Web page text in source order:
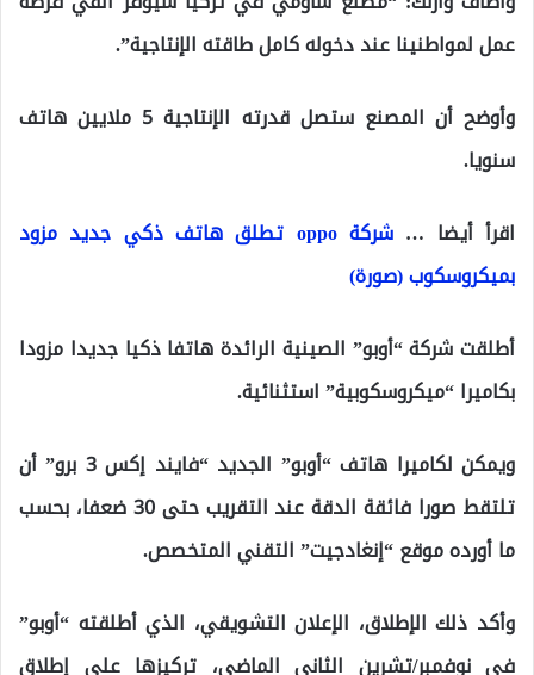
عمل لمواطنينا عند دخوله كامل طاقته الإنتاجية”.
وأوضح أن المصنع ستصل قدرته الإنتاجية 5 ملايين هاتف
سنويا.
اقرأ أيضا …
شركة oppo تطلق هاتف ذكي جديد مزود
بميكروسكوب (صورة)
أطلقت شركة “أوبو” الصينية الرائدة هاتفا ذكيا جديدا مزودا
بكاميرا “ميكروسكوبية” استثنائية.
ويمكن لكاميرا هاتف “أوبو” الجديد “فايند إكس 3 برو” أن
تلتقط صورا فائقة الدقة عند التقريب حتى 30 ضعفا، بحسب
ما أورده موقع “إنغادجيت” التقني المتخصص.
وأكد ذلك الإطلاق، الإعلان التشويقي، الذي أطلقته “أوبو”
في نوفمبر/تشرين الثاني الماضي، تركيزها على إطلاق